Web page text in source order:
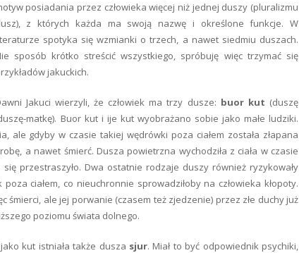
posiadania przez człowieka więcej niż jednej duszy (pluralizmu
z których każda ma swoją nazwę i określone funkcje. W
spotyka się wzmianki o trzech, a nawet siedmiu duszach.
sposób krótko streścić wszystkiego, spróbuję więc trzymać się
jakuckich.
Jakuci wierzyli, że człowiek ma trzy dusze: buor kut (duszę
matkę). Buor kut i ije kut wyobrażano sobie jako małe ludziki.
ale gdyby w czasie takiej wędrówki poza ciałem została złapana
a nawet śmierć. Dusza powietrzna wychodziła z ciała w czasie
przestraszyło. Dwa ostatnie rodzaje duszy również ryzykowały
ciałem, co nieuchronnie sprowadziłoby na człowieka kłopoty.
śmierci, ale jej porwanie (czasem też zjedzenie) przez złe duchy już
poziomu świata dolnego.
kut istniała także dusza sjur. Miał to być odpowiednik psychiki,